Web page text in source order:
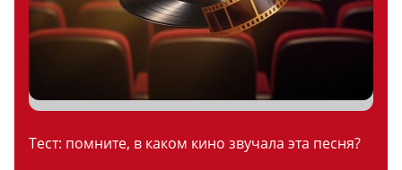
Тест: помните, в каком кино звучала эта песня?